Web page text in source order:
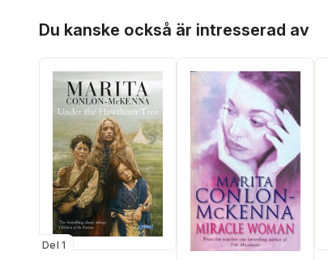
Du kanske också är intresserad av
Del 1